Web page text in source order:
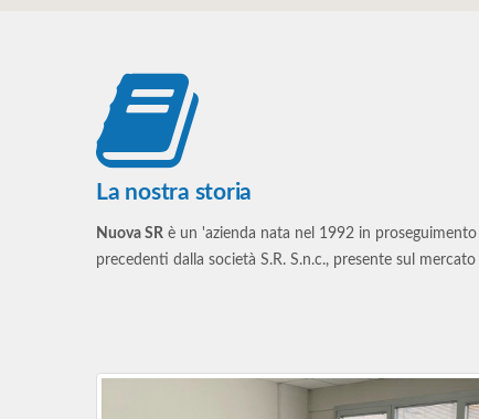
La nostra storia
Nuova SR è un 'azienda nata nel 1992 in
precedenti dalla società S.R. S.n.c., presente sul